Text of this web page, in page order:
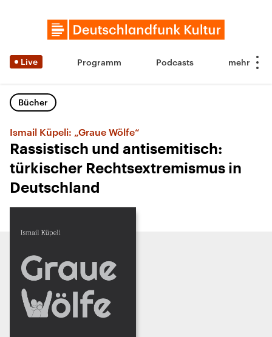
Live Programm Podcasts
Bücher
Ismail Küpeli: „Graue Wölfe“
Rassistisch und antisemitisch:
türkischer Rechtsextremismus in
Deutschland